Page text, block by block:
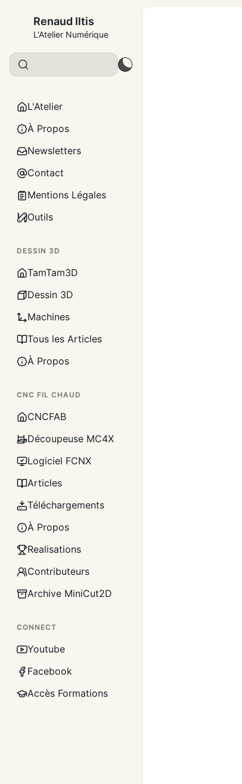
Renaud Iltis
L'Atelier Numérique
L'Atelier
À Propos
Newsletters
Contact
Mentions Légales
Outils
DESSIN 3D
TamTam3D
Dessin 3D
Machines
Tous les Articles
À Propos
CNC FIL CHAUD
CNCFAB
Découpeuse MC4X
Logiciel FCNX
Articles
Téléchargements
À Propos
Realisations
Contributeurs
Archive MiniCut2D
CONNECT
Youtube
Facebook
Accès Formations